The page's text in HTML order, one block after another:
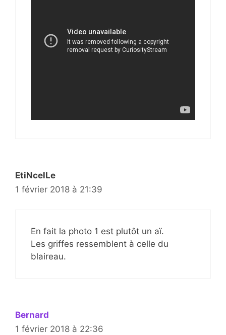
EtiNcelLe
1 février 2018 à 21:39
En fait la photo 1 est plutôt un aï.
Les griffes ressemblent à celle du
blaireau.
Bernard
1 février 2018 à 22:36